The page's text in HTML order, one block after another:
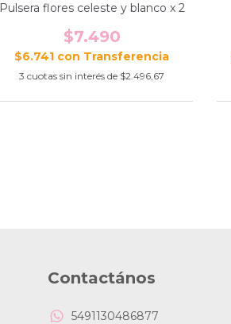
Pulsera flores celeste y blanco x 2
$7.490
$6.741 con
3 cuotas sin interés de $2.496,67
Contactános
5491130486877